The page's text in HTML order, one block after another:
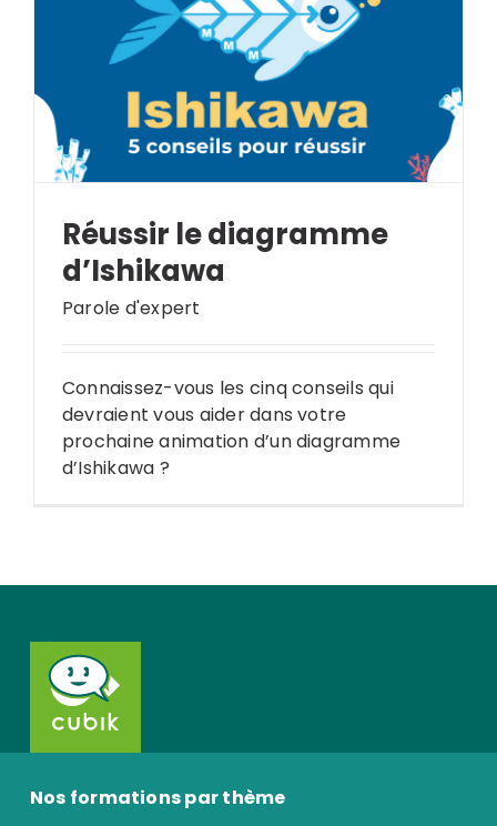
Réussir le diagramme
d’Ishikawa
Parole d'expert
Connaissez-vous les cinq conseils qui
devraient vous aider dans votre
prochaine animation d’un diagramme
d’Ishikawa ?
Nos formations par thème